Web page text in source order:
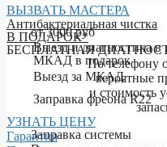
ВЫЗВАТЬ МАСТЕРА
Антибактериальная чистка
В ПОДАРОК*
БЕСПЛАТНАЯ
По телефону
вероятные
и стоимость
УЗНАТЬ ЦЕНУ
Гарантия
от 3000 руб
Выезд и диагностика в
МКАД в подарок
Выезд за МКАД
Заправка фреона R22
Заправка системы